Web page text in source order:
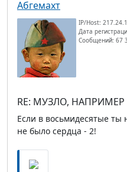
Абгемахт
IP/Host:
Дата
Сообщений: 67
RE: МУЗЛО, НАПРИМЕР
Если в восьмидесятые ты
не было сердца - 2!